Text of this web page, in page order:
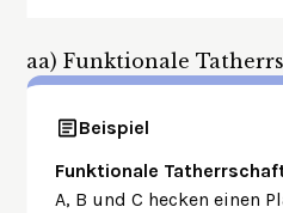
aa) Funktionale
Beispiel
Funktionale
A, B und C hecken einen